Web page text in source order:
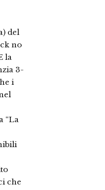
del
no
la
3-
i
“La
che